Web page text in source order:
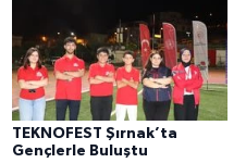
TEKNOFEST Şırnak’ta
Gençlerle Buluştu